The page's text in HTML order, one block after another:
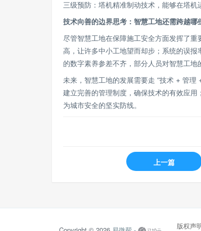
三级预防：塔机精准制动技术，能够在塔机
技术向善的边界思考：智慧工地还需跨越哪
尽管智慧工地在保障施工安全方面发挥了
高，让许多中小工地望而却步；系统的误
的数字素养参差不齐，部分人员对智慧工地
未来，智慧工地的发展需要走 “技术 + 管理
建立完善的管理制度，确保技术的有效应
为城市安全的坚实防线。
上一篇
版权声